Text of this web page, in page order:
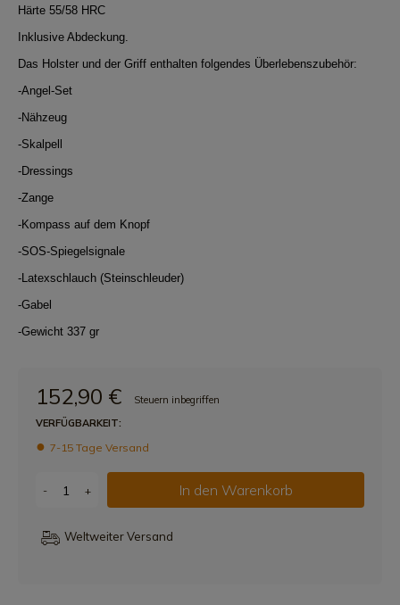
Härte 55/58 HRC
Inklusive Abdeckung.
Das Holster und der Griff enthalten folgendes Überlebenszubehör:
-Angel-Set
-Nähzeug
-Skalpell
-Dressings
-Zange
-Kompass auf dem Knopf
-SOS-Spiegelsignale
-Latexschlauch (Steinschleuder)
-Gabel
-Gewicht 337 gr
152,90 €
Steuern inbegriffen
VERFÜGBARKEIT:
7-15 Tage Versand
- + In den Warenkorb
Weltweiter Versand